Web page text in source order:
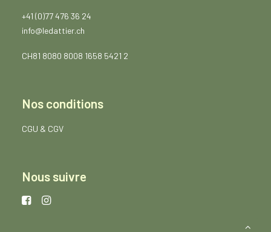
+41 (0)77 476 36 24
info@ledattier.ch
CH81 8080 8008 1658 5421 2
Nos conditions
CGU & CGV
Nous suivre